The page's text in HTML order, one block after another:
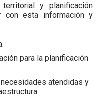
y planificación
con esta información y
para la planificación
atendidas y